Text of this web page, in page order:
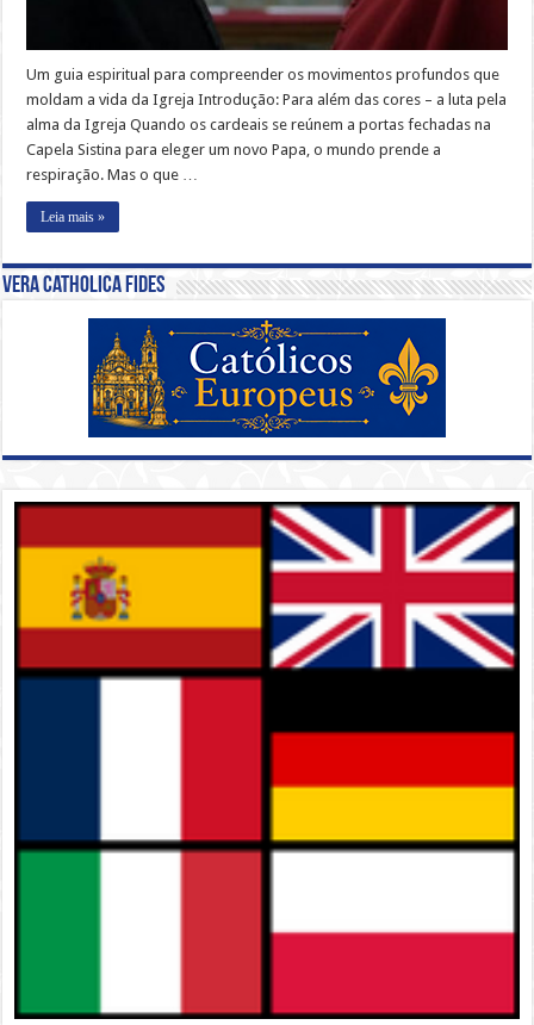
Um guia espiritual para compreender os movimentos profundos que
moldam a vida da Igreja Introdução: Para além das cores – a luta pela
alma da Igreja Quando os cardeais se reúnem a portas fechadas na
Capela Sistina para eleger um novo Papa, o mundo prende a
respiração. Mas o que …
Leia mais »
Vera Catholica Fides